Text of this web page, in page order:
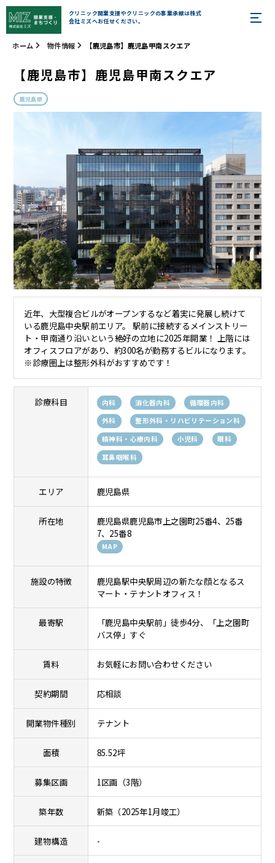
クリニック開業支援やクリニックの事業承継は株式
会社ミズへお任せください。
ホーム 物件情報 【鹿児島市】鹿児島甲南スクエア
【鹿児島市】鹿児島甲南スクエア
鹿児島県
近年、大型複合ビルがオープンするなど着実に発展し続けて
いる鹿児島中央駅前エリア。 駅前に接続するメインストリー
ト・甲南通り沿いという絶好の立地に2025年開業！ 上階には
オフィスフロアがあり、約300名が勤務するビルになります。
※診療圏上は整形外科がおすすめです！
診療科目 内科 消化器内科
循環器内科
外科
整形外科・リハビリテーション科
精神科・心療内科
小児科
眼科
耳鼻咽喉科
エリア 鹿児島県
所在地
鹿児島県鹿児島市上之園町25番4、25番
7、25番8
MAP
施設の特徴
鹿児島駅中央駅周辺の新たな顔となるス
マート・テナントオフィス！
最寄駅
「鹿児島中央駅前」徒歩4分、「上之園町
バス停」すぐ
賃料 お気軽にお問い合わせください
契約期間 応相談
開業物件種別 テナント
面積 85.52坪
募集区画 1区画（3階）
築年数 新築（2025年1月竣工）
建物構造 -